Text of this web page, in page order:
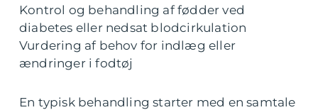
Kontrol og behandling af fødder ved
diabetes eller nedsat blodcirkulation
Vurdering af behov for indlæg eller
ændringer i fodtøj
En typisk behandling starter med en samtale